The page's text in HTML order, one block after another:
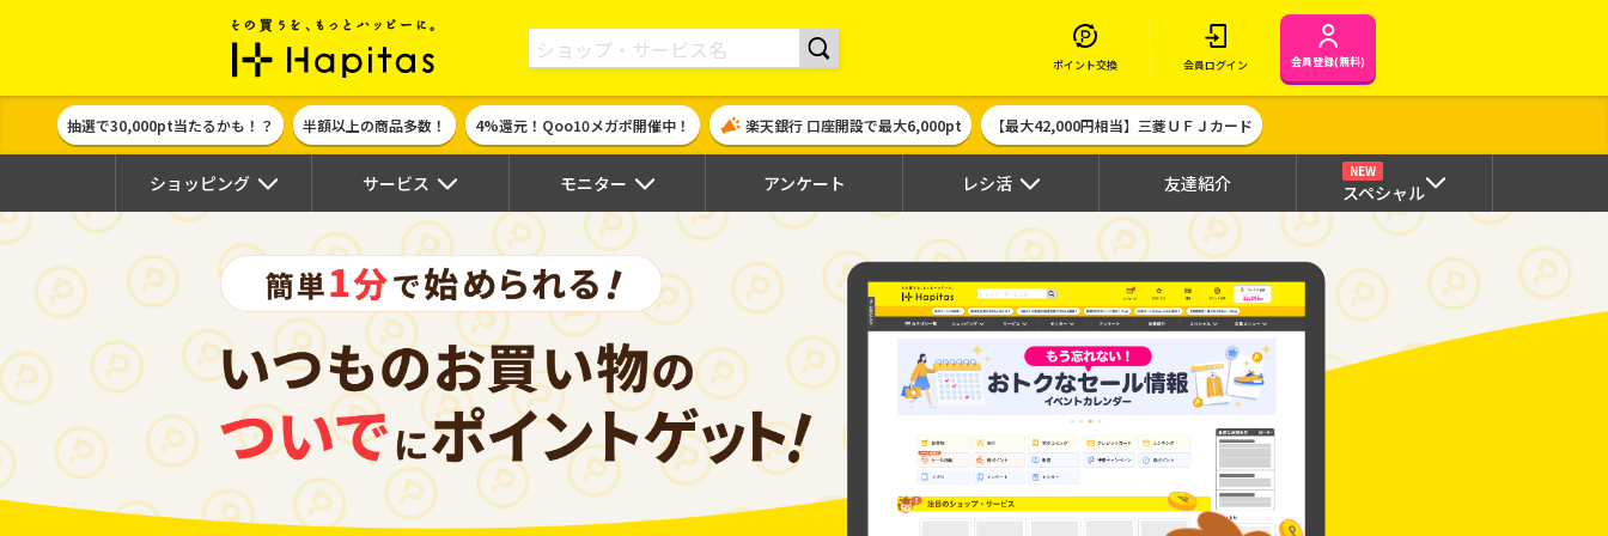
ポイント貯めて現金やギフト券に交換できるポイントサイト | ハピタス
ポイント交換 会員ログイン 会員登録(無料)
抽選で30,000pt当たるかも！？ 半額以上の商品多数！ 4%還元！Qoo10メガポ開催中！ 楽天銀行 口座開設で最大6,000pt 【最大42,000円相当】三菱ＵＦＪカード
ショッピング サービス モニター アンケート レシ活 友達紹介
NEW
スペシャル